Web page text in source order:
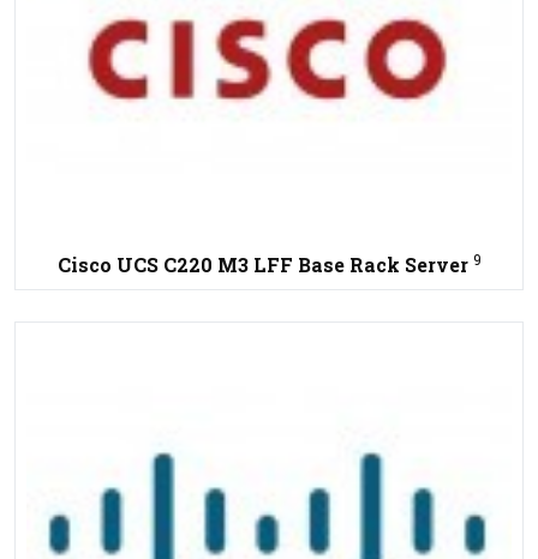
Cisco UCS C220 M3 LFF Base Rack Server 9